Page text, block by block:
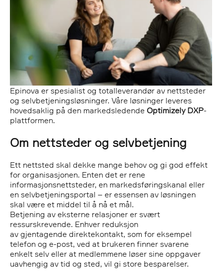
Epinova er spesialist og totalleverandør av nettsteder
og selvbetjeningsløsninger. Våre løsninger leveres
hovedsaklig på den markedsledende Optimizely DXP-
plattformen.
Om nettsteder og selvbetjening
Ett nettsted skal dekke mange behov og gi god effekt
for organisasjonen. Enten det er rene
informasjonsnettsteder, en markedsføringskanal eller
en selvbetjeningsportal – er essensen av løsningen
skal være et middel til å nå et mål.
Betjening av eksterne relasjoner er svært
ressurskrevende. Enhver reduksjon
av gjentagende direktekontakt, som for eksempel
telefon og e-post, ved at brukeren finner svarene
enkelt selv eller at medlemmene løser sine oppgaver
uavhengig av tid og sted, vil gi store besparelser.